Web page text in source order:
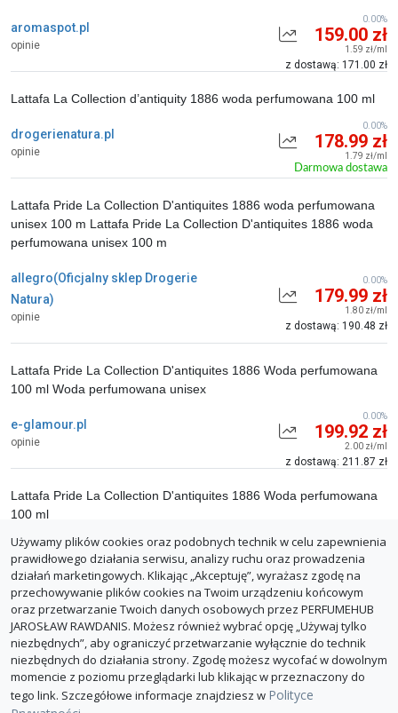
aromaspot.pl
opinie 159.00 zł
1.59 zł/ml
z dostawą: 171.00 zł
0.00%
drogerienatura.pl
opinie
Lattafa La Collection d’antiquity 1886 woda perfumowana 100 ml
178.99 zł
1.79 zł/ml
Darmowa dostawa
0.00%
allegro(Oficjalny sklep Drogerie
Natura)
opinie
Lattafa Pride La Collection D'antiquites 1886 woda perfumowana
unisex 100 m Lattafa Pride La Collection D'antiquites 1886 woda
perfumowana unisex 100 m
179.99 zł
1.80 zł/ml
z dostawą: 190.48 zł
0.00%
e-glamour.pl
opinie
Lattafa Pride La Collection D'antiquites 1886 Woda perfumowana
100 ml Woda perfumowana unisex
199.92 zł
2.00 zł/ml
z dostawą: 211.87 zł
0.00%
elnino-parfum.pl
opinie
Lattafa Pride La Collection D'antiquites 1886 Woda perfumowana
100 ml
200.00 zł
z dostawą: 211.95 zł
0.00%
ZGŁOŚ BŁĄD
Używamy plików cookies oraz podobnych technik w celu zapewnienia
prawidłowego działania serwisu, analizy ruchu oraz prowadzenia
działań marketingowych. Klikając „Akceptuję”, wyrażasz zgodę na
przechowywanie plików cookies na Twoim urządzeniu końcowym
oraz przetwarzanie Twoich danych osobowych przez PERFUMEHUB
JAROSŁAW RAWDANIS. Możesz również wybrać opcję „Używaj tylko
niezbędnych”, aby ograniczyć przetwarzanie wyłącznie do technik
niezbędnych do działania strony. Zgodę możesz wycofać w dowolnym
momencie z poziomu przeglądarki lub klikając w przeznaczony do
tego link. Szczegółowe informacje znajdziesz w Polityce